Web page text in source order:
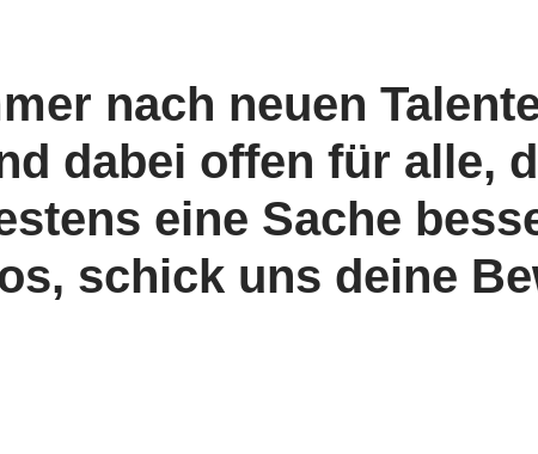
nach neuen
dabei offen für alle,
eine Sache
schick uns deine